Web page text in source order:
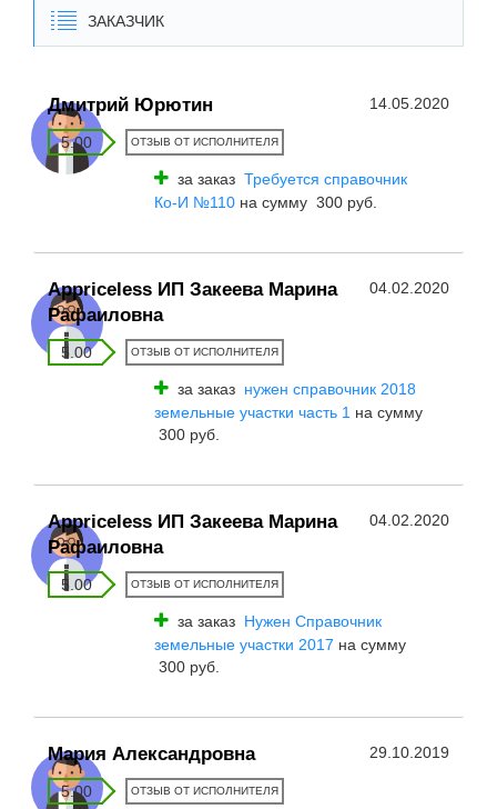
ЗАКАЗЧИК
Дмитрий Юрютин 14.05.2020
5.00 ОТЗЫВ ОТ ИСПОЛНИТЕЛЯ
за заказ Требуется справочник
Ко-И №110 на сумму 300 руб.
Appriceless ИП Закеева Марина
Рафаиловна
04.02.2020
5.00 ОТЗЫВ ОТ ИСПОЛНИТЕЛЯ
за заказ нужен справочник 2018
земельные участки часть 1 на сумму
300 руб.
Appriceless ИП Закеева Марина
Рафаиловна
04.02.2020
5.00 ОТЗЫВ ОТ ИСПОЛНИТЕЛЯ
за заказ Нужен Справочник
земельные участки 2017 на сумму
300 руб.
Мария Александровна 29.10.2019
5.00 ОТЗЫВ ОТ ИСПОЛНИТЕЛЯ